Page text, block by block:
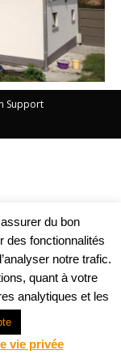
Support
du bon
des fonctionnalités
notre trafic.
quant à votre
analytiques et les
vie privée